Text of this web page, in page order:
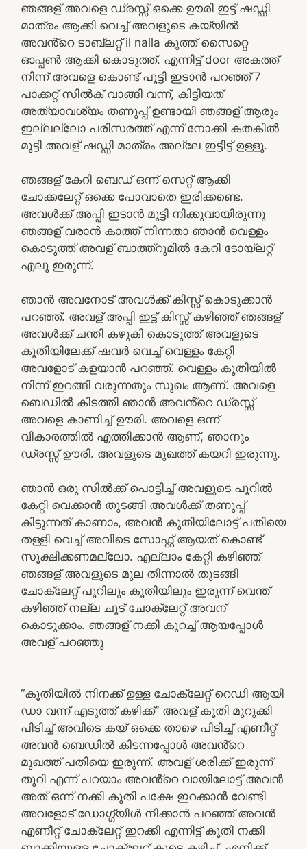
ഞങ്ങള് അവളെ ഡ്രസ്സ് ഒക്കെ ഊരി ഇട്ട് ഷഡ്ഡി
മാത്രം ആക്കി വെച്ച് അവളുടെ കയ്യിൽ
അവൻ്റെ ടാബ്‌ലറ്റ് il nalla കുത്ത് സൈറ്റെ
ഓപ്പൺ ആക്കി കൊടുത്ത്. എന്നിട്ട് door അകത്ത്
നിന്ന് അവളെ കൊണ്ട് പൂട്ടി ഇടാൻ പറഞ്ഞ് 7
പാക്കറ്റ് സിൽക് വാങ്ങി വന്ന്, കിട്ടിയത്
അത്യാവശ്യം തണുപ്പ് ഉണ്ടായി ഞങ്ങള് ആരും
ഇല്ലല്ലോ പരിസരത്ത് എന്ന് നോക്കി കതകിൽ
മുട്ടി അവള് ഷഡ്ഡി മാത്രം അല്ലേ ഇട്ടിട്ട് ഉള്ളൂ.
ഞങ്ങള് കേറി ബെഡ് ഒന്ന് സെറ്റ് ആക്കി
ചോക്കലേറ്റ് ഒക്കെ പോവാതെ ഇരിക്കണ്ടെ.
അവൾക്ക് അപ്പി ഇടാൻ മുട്ടി നിക്കുവായിരുന്നു
ഞങ്ങള് വരാൻ കാത്ത് നിന്നതാ ഞാൻ വെള്ളം
കൊടുത്ത് അവള് ബാത്ത്റൂമിൽ കേറി ടോയ്‌ലറ്റ്
എലു ഇരുന്ന്.
ഞാൻ അവനോട് അവൾക്ക് കിസ്സ് കൊടുക്കാൻ
പറഞ്ഞ്. അവള് അപ്പി ഇട്ട് കിസ്സ് കഴിഞ്ഞ് ഞങ്ങള്
അവൾക്ക് ചന്തി കഴുകി കൊടുത്ത് അവളുടെ
കൂതിയിലേക്ക് ഷവർ വെച്ച് വെള്ളം കേറ്റി
അവളോട് കളയാൻ പറഞ്ഞ്. വെള്ളം കൂതിയിൽ
നിന്ന് ഇറങ്ങി വരുന്നതും സുഖം ആണ്. അവളെ
ബെഡിൽ കിടത്തി ഞാൻ അവൻ്റെ ഡ്രസ്സ്
അവളെ കാണിച്ച് ഊരി. അവളെ ഒന്ന്
വികാരത്തിൽ എത്തിക്കാൻ ആണ്, ഞാനും
ഡ്രസ്സ് ഊരി. അവളുടെ മുഖത്ത് കയറി ഇരുന്നു.
ഞാൻ ഒരു സിൽക്ക് പൊട്ടിച്ച് അവളുടെ പൂറിൽ
കേറ്റി വെക്കാൻ തുടങ്ങി അവൾക്ക് തണുപ്പ്
കിട്ടുന്നത് കാണാം, അവൻ കൂതിയിലോട്ട് പതിയെ
തള്ളി വെച്ച് അവിടെ സോഫ്റ്റ് ആയത് കൊണ്ട്
സൂക്ഷിക്കണമല്ലോ. എല്ലാം കേറ്റി കഴിഞ്ഞ്
ഞങ്ങള് അവളുടെ മുല തിന്നാൽ തുടങ്ങി
ചോക്ലേറ്റ് പൂറിലും കൂതിയിലും ഇരുന്ന് വെന്ത്
കഴിഞ്ഞ് നല്ല ചൂട് ചോക്ലേറ്റ് അവന്
കൊടുക്കാം. ഞങ്ങള് നക്കി കുറച്ച് ആയപ്പോൾ
അവള് പറഞ്ഞു
“കൂതിയിൽ നിനക്ക് ഉള്ള ചോക്ലേറ്റ് റെഡി ആയി
ഡാ വന്ന് എടുത്ത് കഴിക്ക്” അവള് കൂതി മുറുക്കി
പിടിച്ച് അവിടെ കയ് ഒക്കെ താഴെ പിടിച്ച് എണീറ്റ്
അവൻ ബെഡിൽ കിടന്നപ്പോൾ അവൻ്റെ
മുഖത്ത് പതിയെ ഇരുന്ന്. അവള് ശരിക്ക് ഇരുന്ന്
തൂറി എന്ന് പറയാം അവൻ്റെ വായിലോട്ട് അവൻ
അത് ഒന്ന് നക്കി കൂതി പക്ഷേ ഇറക്കാൻ വേണ്ടി
അവളോട് ഡോഗ്ഗ്യിൾ നിക്കാൻ പറഞ്ഞ് അവൻ
എണീറ്റ് ചോക്ലേറ്റ് ഇറക്കി എന്നിട്ട് കൂതി നക്കി